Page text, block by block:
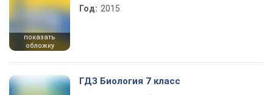
показать
обложку
Год: 2015
ГДЗ Биология 7 класс